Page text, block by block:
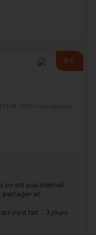
#6
(599 messages sur
on est pas éternel
partager et
s'est fait ... 3 jours